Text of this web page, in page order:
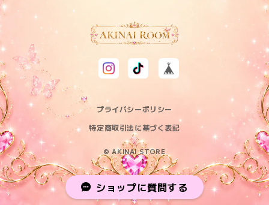
プライバシーポリシー
特定商取引法に基づく表記
© AKINAI STORE
ショップに質問する